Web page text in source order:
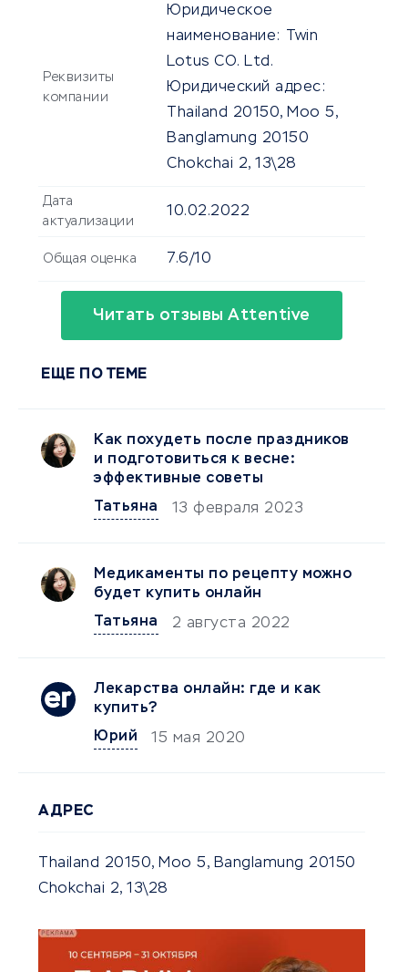
Реквизиты
компании
Юридическое
наименование:
Twin
Lotus CO. Ltd.
Юридический адрес:
Thailand 20150, Moo 5,
Banglamung 20150
Chokchai 2, 13\28
Дата
актуализации
10.02.2022
Общая оценка 7.6/10
Читать отзывы Attentive
ЕЩЕ ПО ТЕМЕ
Как похудеть после праздников
и подготовиться к весне:
эффективные советы
Татьяна
13 февраля 2023
Медикаменты по рецепту можно
будет купить онлайн
Татьяна
2 августа 2022
Лекарства онлайн: где и как
купить?
Юрий
15 мая 2020
АДРЕС
Thailand 20150, Moo 5, Banglamung 20150
Chokchai 2, 13\28